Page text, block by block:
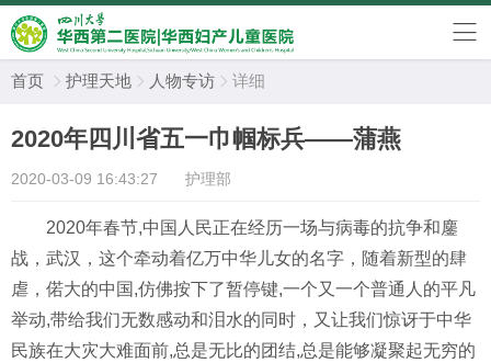
首页  护理天地  人物专访  详细
2020年四川省五一巾帼标兵——蒲燕
2020-03-09 16:43:27 护理部
2020年春节,中国人民正在经历一场与病毒的抗争和鏖
战，武汉，这个牵动着亿万中华儿女的名字，随着新型的肆
虐， 偌大的中国 ,仿佛按下了暂停键,一个又一个普通人 的平凡
举动,带给我们无数感动和泪水的同时 ， 又让我们惊讶于中华
民族在大灾大难面前,总是无比的团结,总是能够凝聚起无穷的